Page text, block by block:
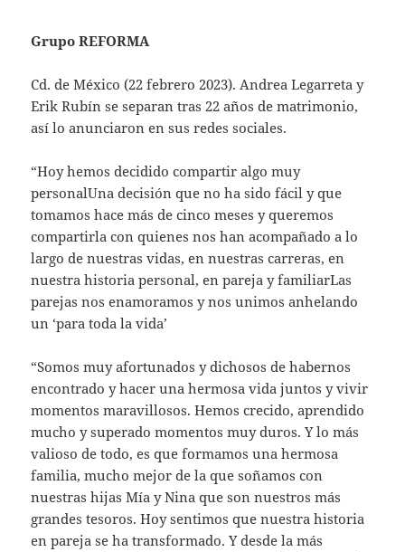
Grupo REFORMA
Cd. de México (22 febrero 2023). Andrea Legarreta y
Erik Rubín se separan tras 22 años de matrimonio,
así lo anunciaron en sus redes sociales.
“Hoy hemos decidido compartir algo muy
personalUna decisión que no ha sido fácil y que
tomamos hace más de cinco meses y queremos
compartirla con quienes nos han acompañado a lo
largo de nuestras vidas, en nuestras carreras, en
nuestra historia personal, en pareja y familiarLas
parejas nos enamoramos y nos unimos anhelando
un ‘para toda la vida’
“Somos muy afortunados y dichosos de habernos
encontrado y hacer una hermosa vida juntos y vivir
momentos maravillosos. Hemos crecido, aprendido
mucho y superado momentos muy duros. Y lo más
valioso de todo, es que formamos una hermosa
familia, mucho mejor de la que soñamos con
nuestras hijas Mía y Nina que son nuestros más
grandes tesoros. Hoy sentimos que nuestra historia
en pareja se ha transformado. Y desde la más